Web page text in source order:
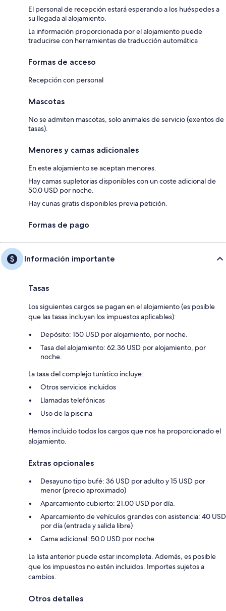
El personal de recepción estará esperando a los huéspedes a
su llegada al alojamiento.
La información proporcionada por el alojamiento puede
traducirse con herramientas de traducción automática
Formas de acceso
Recepción con personal
Mascotas
No se admiten mascotas, solo animales de servicio (exentos de
tasas).
Menores y camas adicionales
En este alojamiento se aceptan menores.
Hay camas supletorias disponibles con un coste adicional de
50.0 USD por noche.
Hay cunas gratis disponibles previa petición.
Formas de pago
Información importante
Tasas
Los siguientes cargos se pagan en el alojamiento (es posible
que las tasas incluyan los impuestos aplicables):
Depósito: 150 USD por alojamiento, por noche.
Tasa del alojamiento: 62.36 USD por alojamiento, por
noche.
La tasa del complejo turístico incluye:
Otros servicios incluidos
Llamadas telefónicas
Uso de la piscina
Hemos incluido todos los cargos que nos ha proporcionado el
alojamiento.
Extras opcionales
Desayuno tipo bufé: 36 USD por adulto y 15 USD por
menor (precio aproximado)
Aparcamiento cubierto: 21.00 USD por día.
Aparcamiento de vehículos grandes con asistencia: 40 USD
por día (entrada y salida libre)
Cama adicional: 50.0 USD por noche
La lista anterior puede estar incompleta. Además, es posible
que los impuestos no estén incluidos. Importes sujetos a
cambios.
Otros detalles